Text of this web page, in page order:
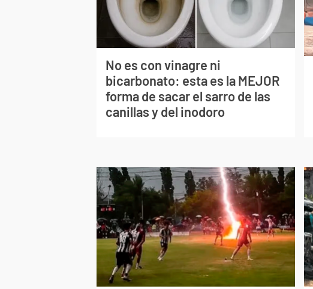
No es con vinagre ni
bicarbonato: esta es la MEJOR
forma de sacar el sarro de las
canillas y del inodoro